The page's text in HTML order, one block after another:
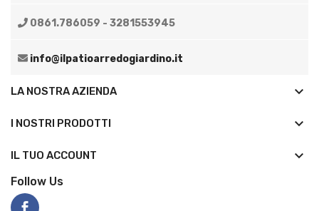
0861.786059 - 3281553945
info@ilpatioarredogiardino.it
LA NOSTRA AZIENDA keyboard_arrow_down
I NOSTRI PRODOTTI keyboard_arrow_down
IL TUO ACCOUNT 
Follow Us